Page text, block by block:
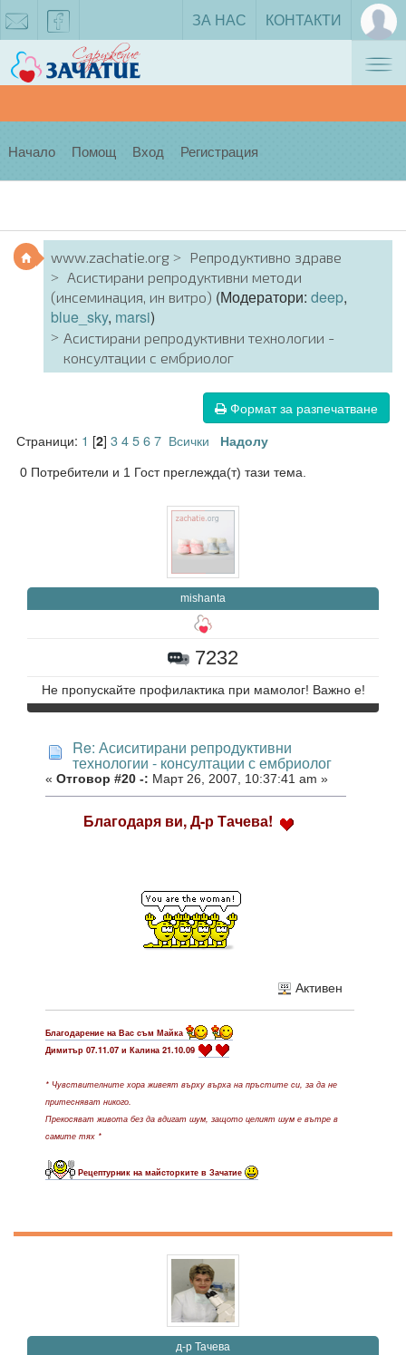
facebook
ЗА НАС КОНТАКТИ
Начало Помощ Вход Регистрация
www.zachatie.org
Репродуктивно здраве
Асистирани репродуктивни методи
(инсеминация, ин витро) (Модератори: deep,
blue_sky, marsi)
Асистирани репродуктивни технологии -
консултации с ембриолог
Формат за разпечатване
Страници: 1 [2] 34567 Всички Надолу
0 Потребители и 1 Гост преглежда(т) тази тема.
mishanta
7232
Не пропускайте профилактика при мамолог! Важно е!
Re: Асиситирани репродуктивни
технологии - консултации с ембриолог
« Отговор #20 -: Март 26, 2007, 10:37:41 am »
Благодаря ви, Д-р Тачева!
Активен
Благодарение на Вас съм Майка
Димитър 07.11.07 и Калина 21.10.09
* Чувствителните хора живеят върху върха на пръстите си, за да не
притесняват никого.
Прекосяват живота без да вдигат шум, защото целият шум е вътре в
самите тях *
Рецептурник на майсторките в Зачатие
д-р Тачева